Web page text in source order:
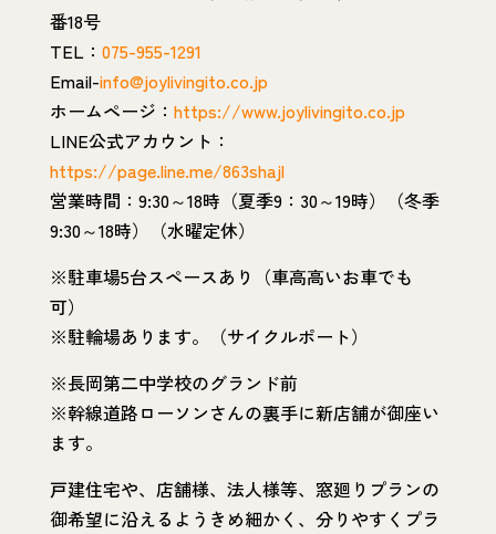
番18号
TEL： 075-955-1291
Email-info@joylivingito.co.jp
ホームページ： https://www.joylivingito.co.jp
LINE公式アカウント：
https://page.line.me/863shajl
営業時間：9:30～18時（夏季9：30～19時）（冬季
9:30～18時）（水曜定休）
※駐車場5台スペースあり（車高高いお車でも
可）
※駐輪場あります。（サイクルポート）
※長岡第二中学校のグランド前
※幹線道路ローソンさんの裏手に新店舗が御座い
ます。
戸建住宅や、店舗様、法人様等、窓廻りプランの
御希望に沿えるようきめ細かく、分りやすくプラ